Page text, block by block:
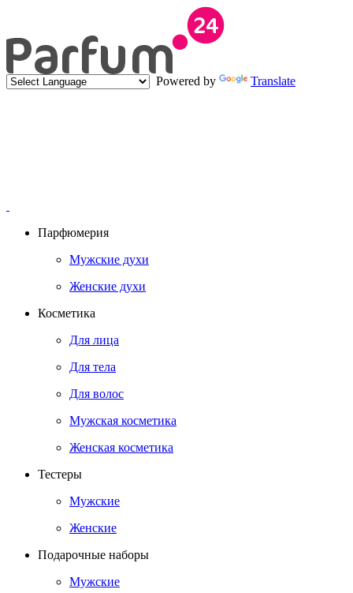
Powered by Translate
Парфюмерия
Мужские духи
Женские духи
Косметика
Для лица
Для тела
Для волос
Мужская косметика
Женская косметика
Тестеры
Мужские
Женские
Подарочные наборы
Мужские